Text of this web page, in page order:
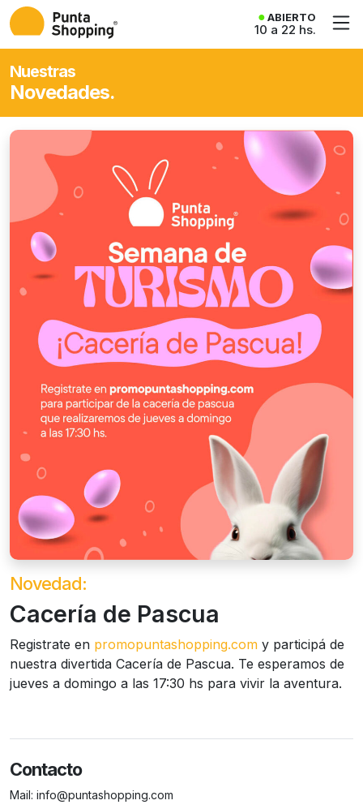
ABIERTO
10 a 22 hs.
Nuestras
Novedades.
Novedad:
Cacería de Pascua
Registrate en promopuntashopping.com y participá de
nuestra divertida Cacería de Pascua. Te esperamos de
jueves a domingo a las 17:30 hs para vivir la aventura.
Contacto
Mail: info@puntashopping.com